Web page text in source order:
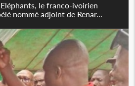
le franco-ivoirien
nommé adjoint de Renar...